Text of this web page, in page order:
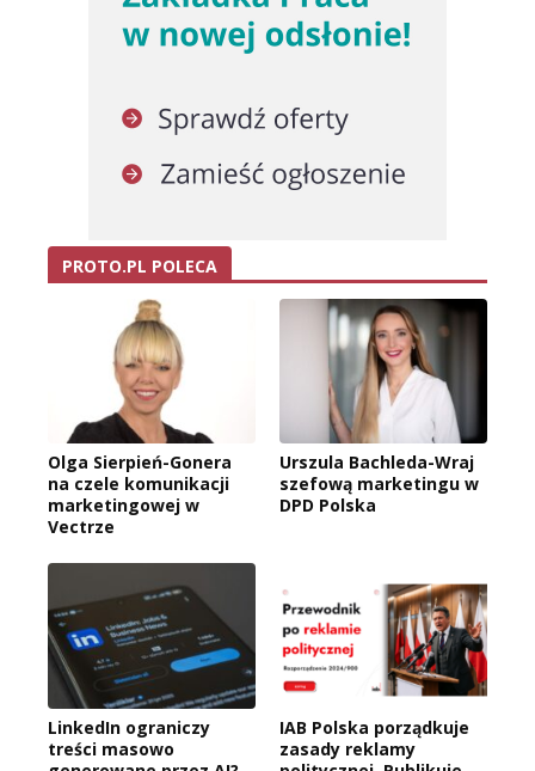
PROTO.PL POLECA
Olga Sierpień-Gonera
na czele komunikacji
marketingowej w
Vectrze
Urszula Bachleda-Wraj
szefową marketingu w
DPD Polska
LinkedIn ograniczy
treści masowo
IAB Polska porządkuje
zasady reklamy